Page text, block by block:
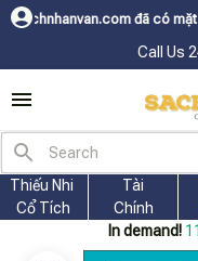
đã có mặt hơn 200 quốc gia
Call Us
Thiếu Nhi
Cổ Tích
Tài
Chính
In demand!